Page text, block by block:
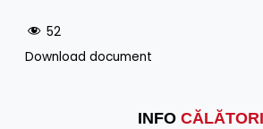
INFO CĂLĂTORI
52
Download document